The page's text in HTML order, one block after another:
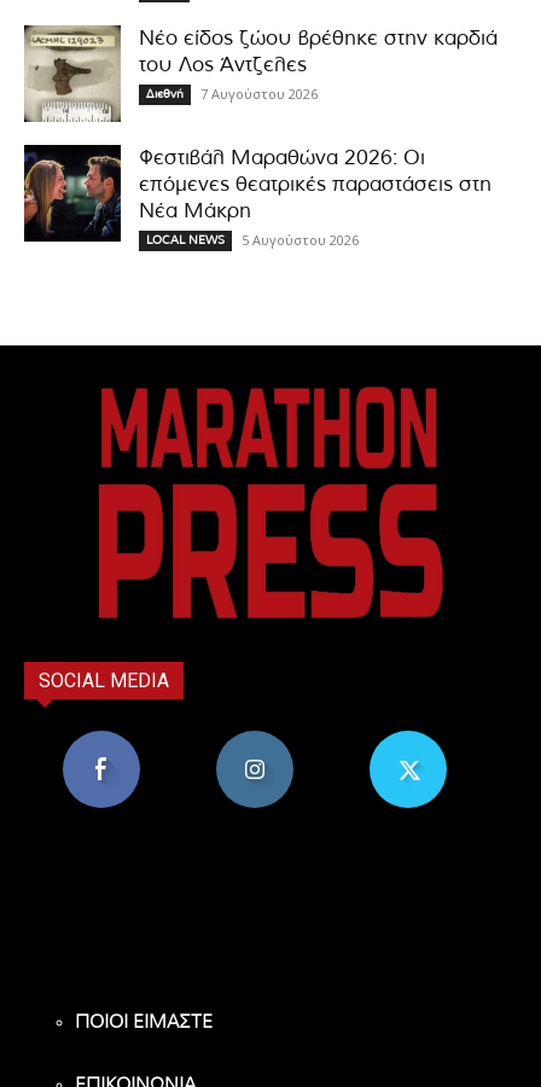
Νέο είδος ζώου βρέθηκε στην καρδιά
του Λος Άντζελες
Διεθνή 7 Αυγούστου 2026
Φεστιβάλ Μαραθώνα 2026: Οι
επόμενες θεατρικές παραστάσεις στη
Νέα Μάκρη
LOCAL NEWS 5 Αυγούστου 2026
SOCIAL MEDIA
ΠΟΙΟΙ ΕΙΜΑΣΤΕ